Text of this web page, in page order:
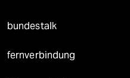
bundestalk
fernverbindung